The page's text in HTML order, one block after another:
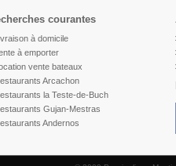
courantes
à domicile
à emporter
vente bateaux
Arcachon
la Teste-de-Buch
Gujan-Mestras
Andernos